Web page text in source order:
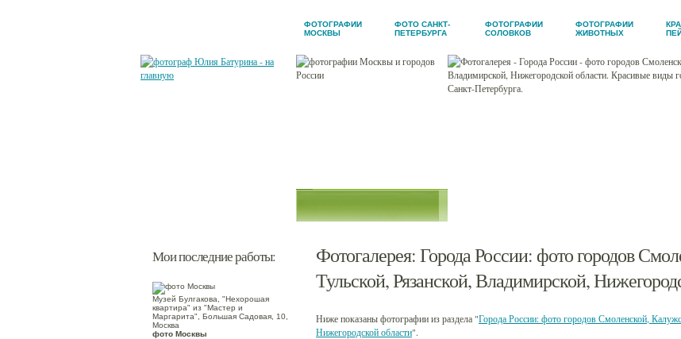
ФОТОГРАФИИ
МОСКВЫ
ФОТО САНКТ-
ПЕТЕРБУРГА
ФОТОГРАФИИ
СОЛОВКОВ
ФОТОГРАФИИ
ЖИВОТНЫХ
Мои последние работы:
Музей Булгакова, "Нехорошая
квартира" из "Мастер и
Маргарита", Большая Садовая, 10,
Москва
фото Москвы
Фотогалерея:Города России: фото городов
Тульской, Рязанской, Владимирской,
Ниже показаны фотографии из раздела "Города России: фото городов Смоленской,
Нижегородской области".